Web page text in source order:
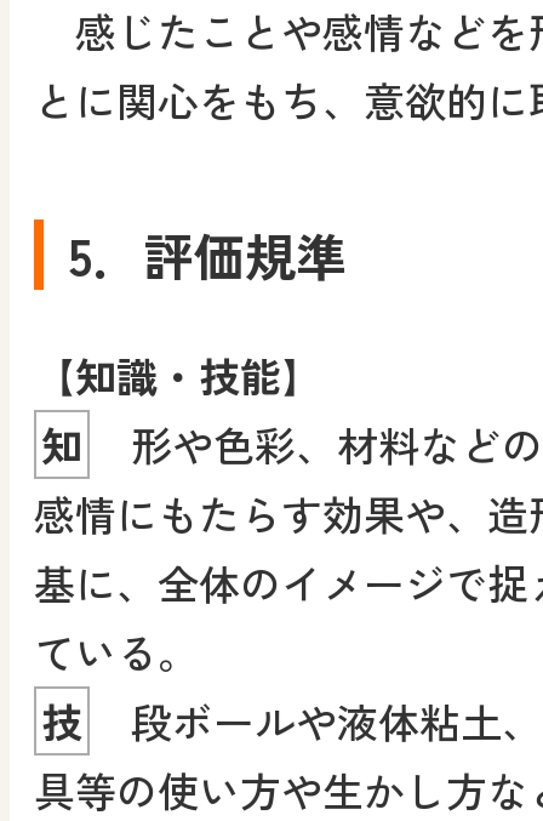
感じたことや感情などを
とに関心をもち、意欲的
5．評価規準
【知識・技能】
知
形や色彩、材料など
感情にもたらす効果や、
基に、全体のイメージで
ている。
技
段ボールや液体粘土
具等の使い方や生かし方